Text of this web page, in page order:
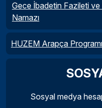
Gece İbadetin Fazileti
Namazı
HUZEM Arapça Programı
Sosyal medya